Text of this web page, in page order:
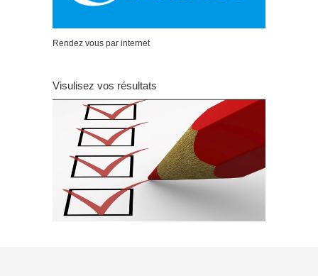
Rendez vous par internet
Visulisez vos résultats